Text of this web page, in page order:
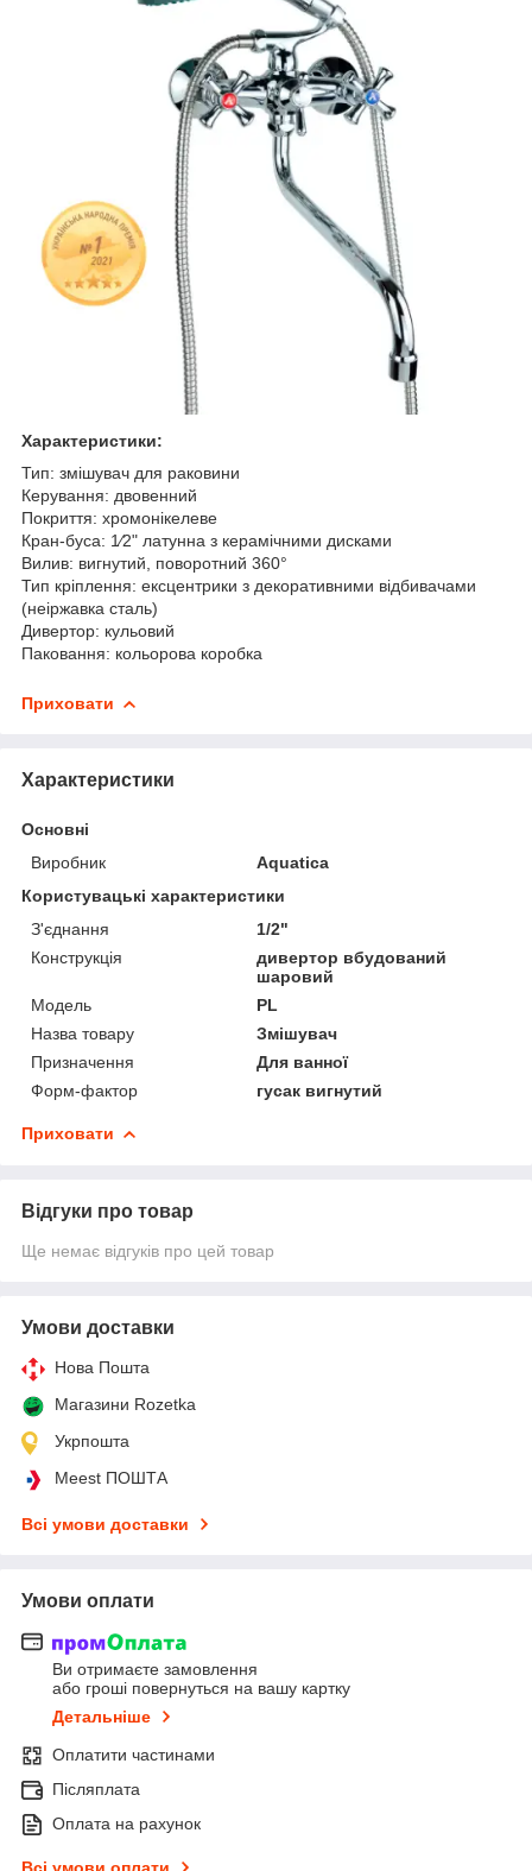
Характеристики:
Тип: змішувач для раковини
Керування: двовенний
Покриття: хромонікелеве
Кран-буса: 1⁄2" латунна з керамічними дисками
Вилив: вигнутий, поворотний 360°
Тип кріплення: ексцентрики з декоративними відбивачами
(неіржавка сталь)
Дивертор: кульовий
Паковання: кольорова коробка
Приховати
Характеристики
Основні
Виробник
Aquatica
Користувацькі характеристики
З'єднання
1/2"
Конструкція
дивертор вбудований
шаровий
Мoдель
PL
Назва товару
Змішувач
Призначення
Для ванної
Форм-фактор
гусак вигнутий
Приховати
Відгуки про товар
Ще немає відгуків про цей товар
Умови доставки
Нова Пошта
Магазини Rozetka
Укрпошта
Meest ПОШТА
Всі умови доставки
Умови оплати
Ви отримаєте замовлення
або гроші повернуться на вашу картку
Детальніше
Оплатити частинами
Післяплата
Оплата на рахунок